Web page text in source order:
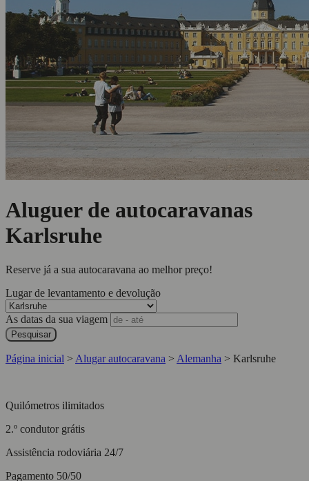
Aluguer de autocaravanas
Karlsruhe
Reserve já a sua autocaravana ao melhor preço!
Lugar de levantamento e devolução
As datas da sua viagem
Pesquisar
Página inicial > Alugar autocaravana > Alemanha > Karlsruhe
Quilómetros ilimitados
2.º condutor grátis
Assistência rodoviária 24/7
Pagamento 50/50